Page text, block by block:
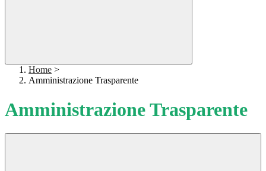
Home >
Amministrazione Trasparente
Amministrazione Trasparente